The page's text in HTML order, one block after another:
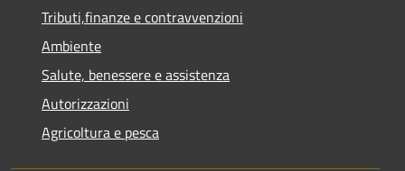
Tributi,finanze e contravvenzioni
Ambiente
Salute, benessere e assistenza
Autorizzazioni
Agricoltura e pesca